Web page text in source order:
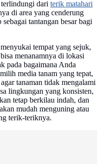
dari terik matahari
di area yang cenderung
tantangan besar bagi
tempat yang sejuk,
menanamnya di lokasi
pada bagaimana Anda
media tanam yang tepat,
tanaman tidak mengalami
lingkungan yang konsisten,
tetap berkilau indah, dan
mudah menguning atau
terik-teriknya.